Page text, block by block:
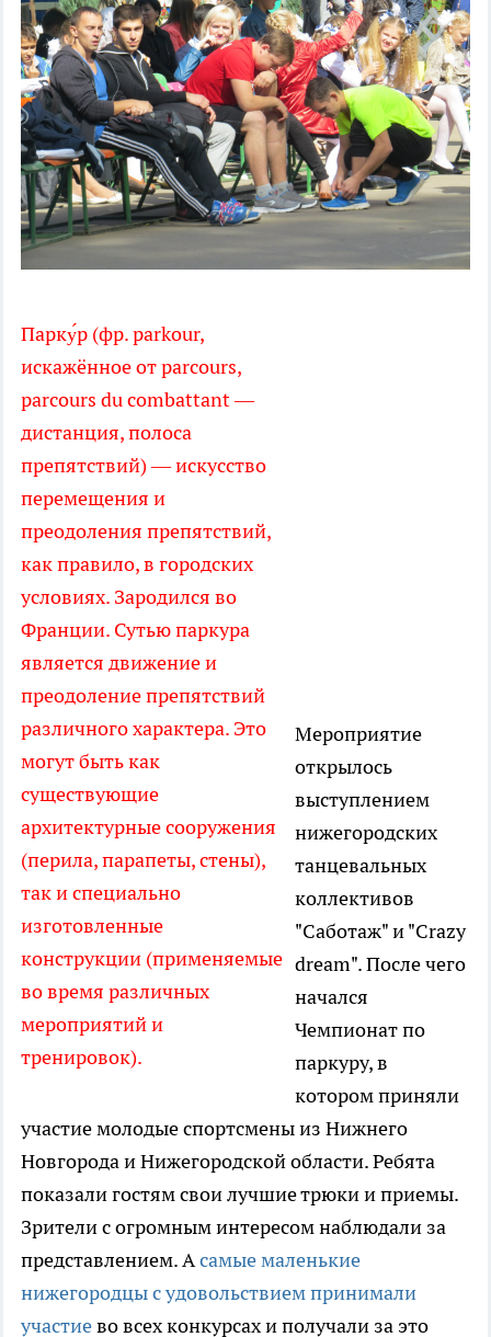
Парку́р (фр. parkour,
искажённое от parcours,
parcours du combattant —
дистанция, полоса
препятствий) — искусство
перемещения и
преодоления препятствий,
как правило, в городских
условиях. Зародился во
Франции. Сутью паркура
является движение и
преодоление препятствий
различного характера. Это
могут быть как
существующие
архитектурные сооружения
(перила, парапеты, стены),
так и специально
изготовленные
конструкции (применяемые
во время различных
мероприятий и
тренировок).
Мероприятие
открылось
выступлением
нижегородских
танцевальных
коллективов
"Саботаж" и "Crazy
dream". После чего
начался
Чемпионат по
паркуру, в
котором приняли
участие молодые спортсмены из Нижнего
Новгорода и Нижегородской области. Ребята
показали гостям свои лучшие трюки и приемы.
Зрители с огромным интересом наблюдали за
представлением. Асамые маленькие
нижегородцы с удовольствием принимали
участиево всех конкурсах и получали за это